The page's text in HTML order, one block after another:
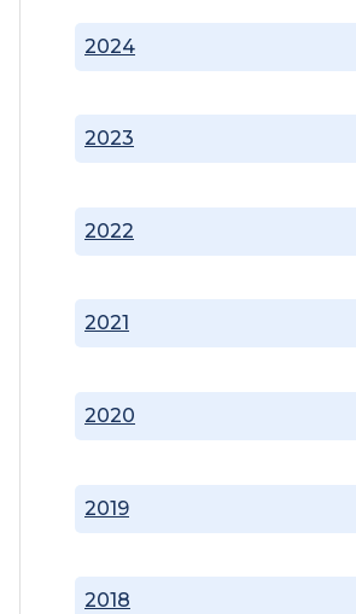
2018
2019
2020
2021
2022
2023
2024